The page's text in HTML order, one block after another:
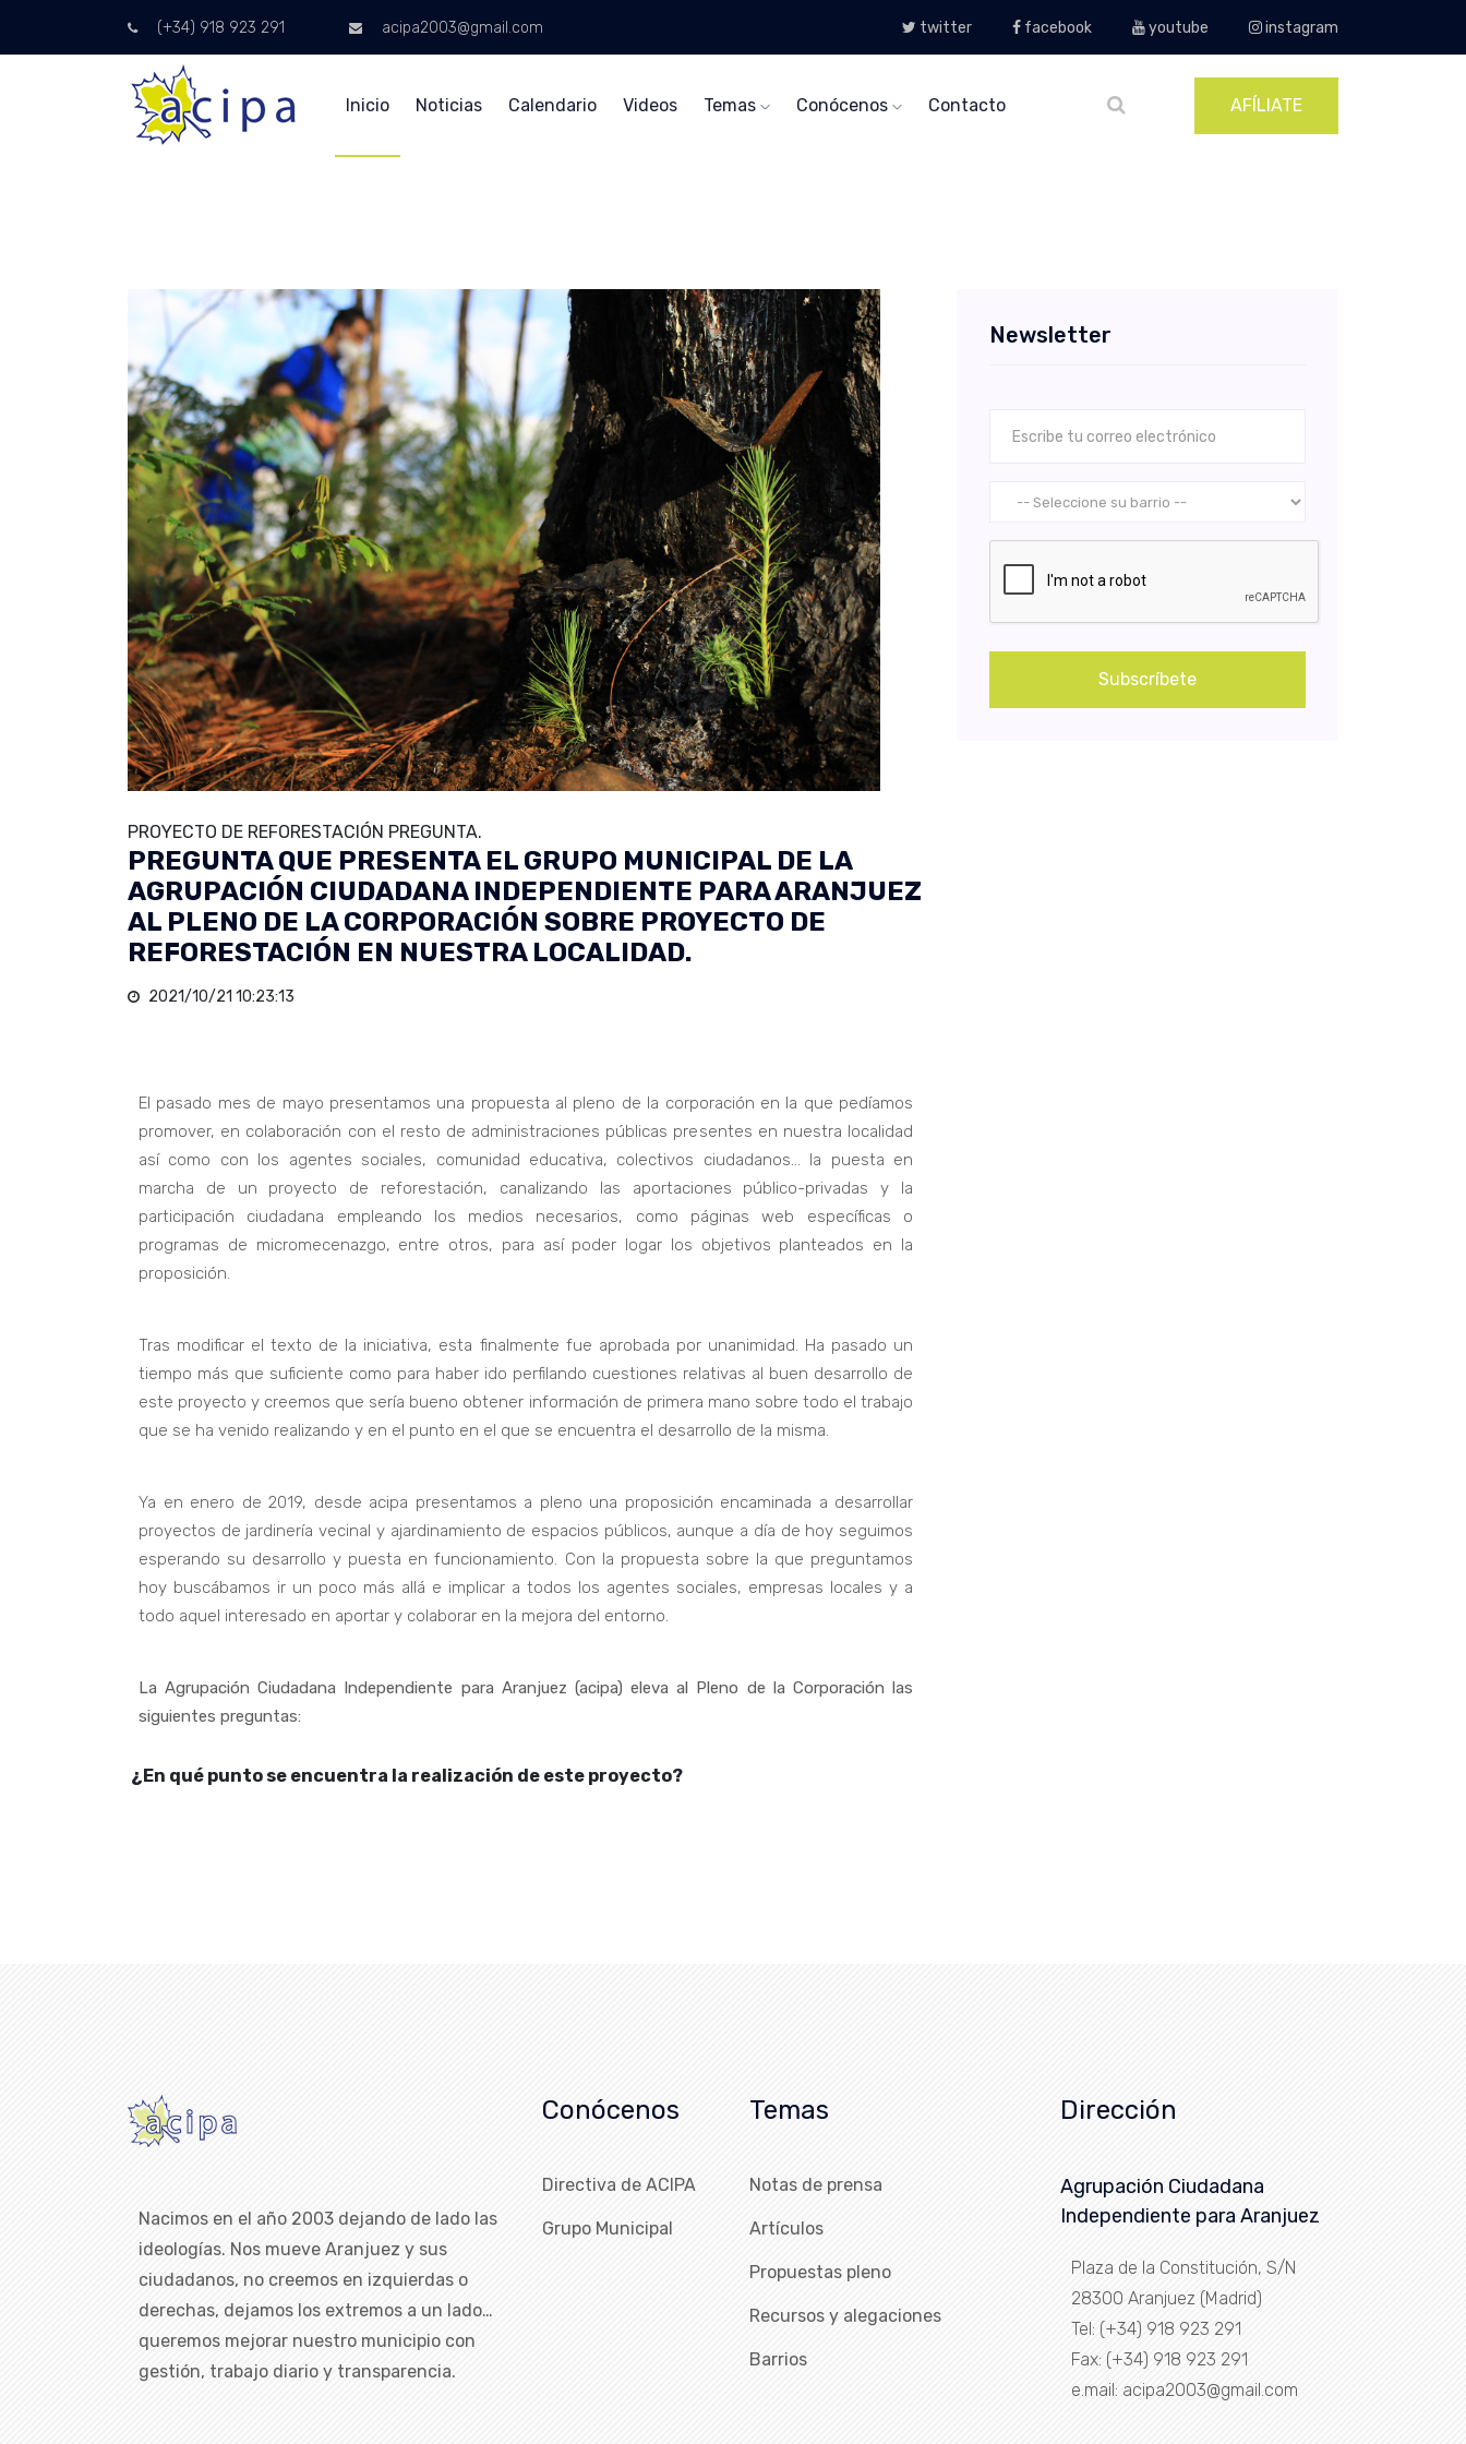
(+34) 918 923 291 acipa2003@gmail.com twitter facebook youtube instagram
Inicio Noticias Calendario Videos Temas Conócenos Contacto AFÍLIATE
PROYECTO DE REFORESTACIÓN PREGUNTA.
PREGUNTA QUE PRESENTA EL GRUPO MUNICIPAL DE LA
AGRUPACIÓN CIUDADANA INDEPENDIENTE PARA ARANJUEZ
AL PLENO DE LA CORPORACIÓN SOBRE PROYECTO DE
REFORESTACIÓN EN NUESTRA LOCALIDAD.
2021/10/21 10:23:13
El pasado mes de mayo presentamos una propuesta al pleno de la corporación en la que pedíamos
promover, en colaboración con el resto de administraciones públicas presentes en nuestra localidad
así como con los agentes sociales, comunidad educativa, colectivos ciudadanos… la puesta en
marcha de un proyecto de reforestación, canalizando las aportaciones público-privadas y la
participación ciudadana empleando los medios necesarios, como páginas web específicas o
programas de micromecenazgo, entre otros, para así poder logar los objetivos planteados en la
proposición.
Tras modificar el texto de la iniciativa, esta finalmente fue aprobada por unanimidad. Ha pasado un
tiempo más que suficiente como para haber ido perfilando cuestiones relativas al buen desarrollo de
este proyecto y creemos que sería bueno obtener información de primera mano sobre todo el trabajo
que se ha venido realizando y en el punto en el que se encuentra el desarrollo de la misma.
Ya en enero de 2019, desde acipa presentamos a pleno una proposición encaminada a desarrollar
proyectos de jardinería vecinal y ajardinamiento de espacios públicos, aunque a día de hoy seguimos
esperando su desarrollo y puesta en funcionamiento. Con la propuesta sobre la que preguntamos
hoy buscábamos ir un poco más allá e implicar a todos los agentes sociales, empresas locales y a
todo aquel interesado en aportar y colaborar en la mejora del entorno.
La Agrupación Ciudadana Independiente para Aranjuez (acipa) eleva al Pleno de la Corporación las
siguientes preguntas:
¿En qué punto se encuentra la realización de este proyecto?
Newsletter
Subscríbete
Nacimos en el año 2003 dejando de lado las
ideologías. Nos mueve Aranjuez y sus
ciudadanos, no creemos en izquierdas o
derechas, dejamos los extremos a un lado…
queremos mejorar nuestro municipio con
gestión, trabajo diario y transparencia.
Conócenos
Directiva de ACIPA
Grupo Municipal
Temas
Notas de prensa
Artículos
Propuestas pleno
Recursos y alegaciones
Barrios
Dirección
Agrupación Ciudadana
Independiente para Aranjuez
Plaza de la Constitución, S/N
28300 Aranjuez (Madrid)
Tel: (+34) 918 923 291
Fax: (+34) 918 923 291
e.mail: acipa2003@gmail.com